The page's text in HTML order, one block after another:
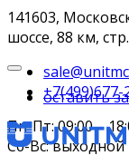
141603,
шоссе, 88 км,
+7(499)677-
Пн-Пт: 09:00 –
Сб-Вс: выходной
оставить